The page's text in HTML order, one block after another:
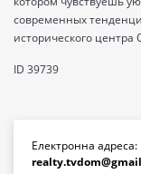
современных
исторического
ID 39739
Електронна адреса: